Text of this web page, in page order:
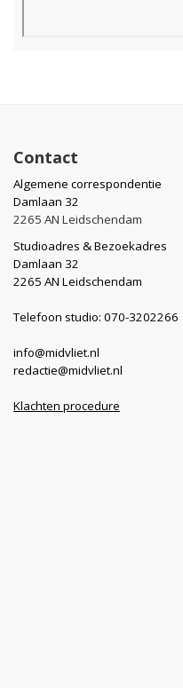
Contact
Algemene correspondentie
Damlaan 32
2265 AN Leidschendam
Studioadres & Bezoekadres
Damlaan 32
2265 AN Leidschendam
Telefoon studio: 070-3202266
info@midvliet.nl
redactie@midvliet.nl
Klachten procedure